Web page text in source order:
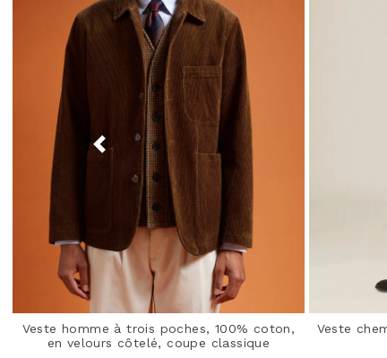
Veste homme à trois poches, 100% coton,
en velours côtelé, coupe classique
Veste